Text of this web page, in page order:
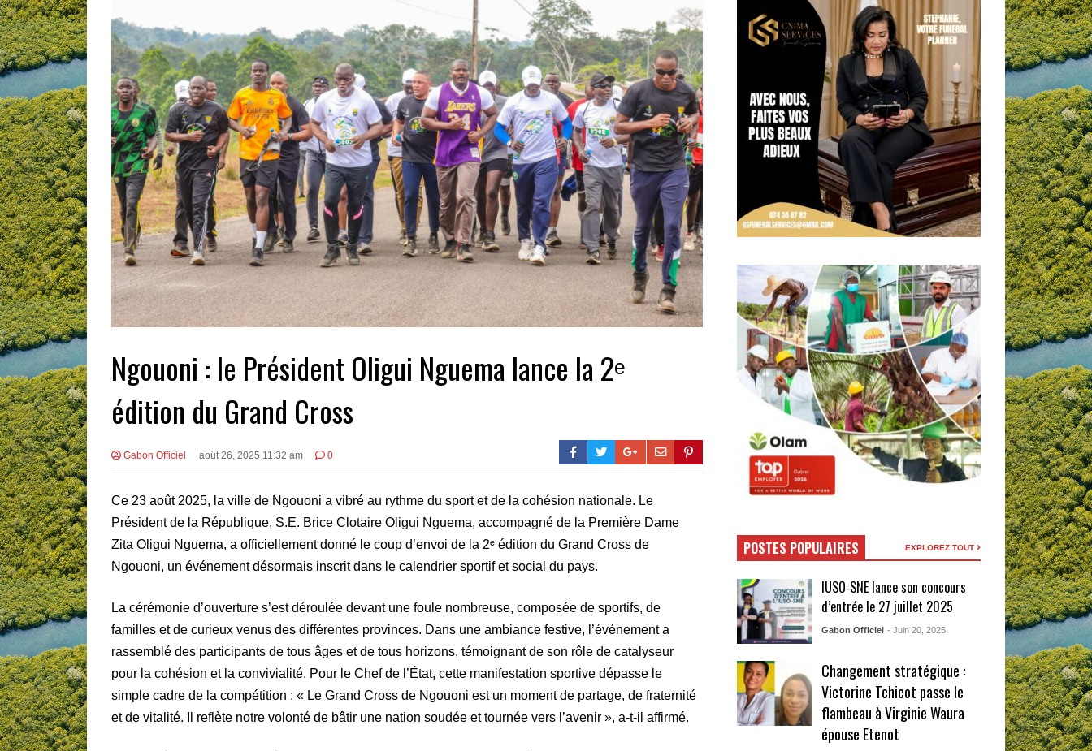
Ngouoni : le Président Oligui Nguema lance la 2ᵉ
édition du Grand Cross
Gabon Officiel août 26, 2025 11:32 am 0
Ce 23 août 2025, la ville de Ngouoni a vibré au rythme du sport et de la cohésion nationale. Le
Président de la République, S.E. Brice Clotaire Oligui Nguema, accompagné de la Première Dame
Zita Oligui Nguema, a officiellement donné le coup d’envoi de la 2ᵉ édition du Grand Cross de
Ngouoni, un événement désormais inscrit dans le calendrier sportif et social du pays.
La cérémonie d’ouverture s’est déroulée devant une foule nombreuse, composée de sportifs, de
familles et de curieux venus des différentes provinces. Dans une ambiance festive, l’événement a
rassemblé des participants de tous âges et de tous horizons, témoignant de son rôle de catalyseur
pour la cohésion et la convivialité. Pour le Chef de l’État, cette manifestation sportive dépasse le
simple cadre de la compétition : « Le Grand Cross de Ngouoni est un moment de partage, de fraternité
et de vitalité. Il reflète notre volonté de bâtir une nation soudée et tournée vers l’avenir », a-t-il affirmé.
POSTES POPULAIRES EXPLOREZ TOUT
IUSO‑SNE lance son concours
d’entrée le 27 juillet 2025
Gabon Officiel - Juin 20, 2025
Changement stratégique :
Victorine Tchicot passe le
flambeau à Virginie Waura
épouse Etenot